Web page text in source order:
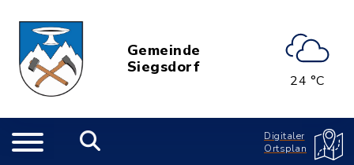
Gemeinde
Siegsdorf
24 °C
Digitaler
Ortsplan